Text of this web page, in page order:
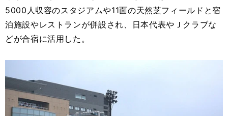
5000人収容のスタジアムや11面の天然芝フィールドと宿
泊施設やレストランが併設され、日本代表やＪクラブな
どが合宿に活用した。